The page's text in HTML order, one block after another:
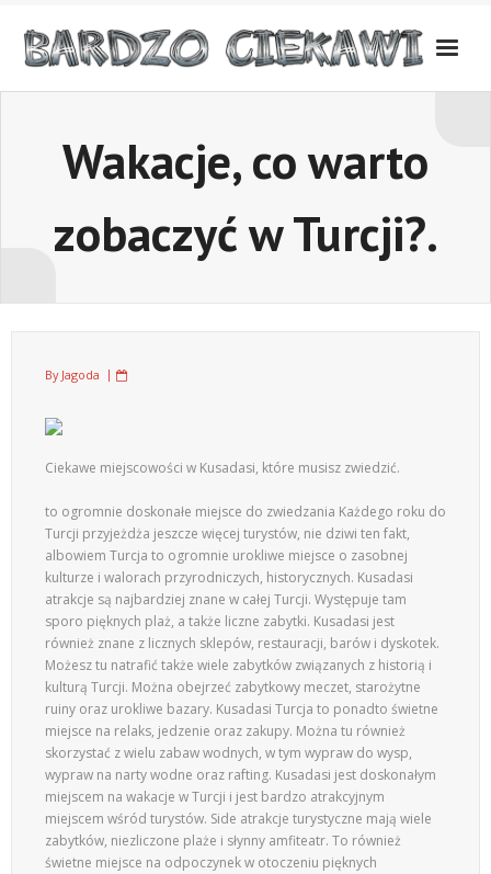
content
Wakacje, co warto
zobaczyć w Turcji?.
By Jagoda
Ciekawe miejscowości w Kusadasi, które musisz zwiedzić.
to ogromnie doskonałe miejsce do zwiedzania Każdego roku do
Turcji przyjeżdża jeszcze więcej turystów, nie dziwi ten fakt,
albowiem Turcja to ogromnie urokliwe miejsce o zasobnej
kulturze i walorach przyrodniczych, historycznych. Kusadasi
atrakcje są najbardziej znane w całej Turcji. Występuje tam
sporo pięknych plaż, a także liczne zabytki. Kusadasi jest
również znane z licznych sklepów, restauracji, barów i dyskotek.
Możesz tu natrafić także wiele zabytków związanych z historią i
kulturą Turcji. Można obejrzeć zabytkowy meczet, starożytne
ruiny oraz urokliwe bazary. Kusadasi Turcja to ponadto świetne
miejsce na relaks, jedzenie oraz zakupy. Można tu również
skorzystać z wielu zabaw wodnych, w tym wypraw do wysp,
wypraw na narty wodne oraz rafting. Kusadasi jest doskonałym
miejscem na wakacje w Turcji i jest bardzo atrakcyjnym
miejscem wśród turystów. Side atrakcje turystyczne mają wiele
zabytków, niezliczone plaże i słynny amfiteatr. To również
świetne miejsce na odpoczynek w otoczeniu pięknych